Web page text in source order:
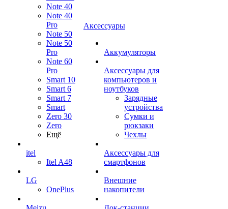
Note 40
Note 40
Pro
Note 50
Note 50
Pro
Note 60
Pro
Smart 10
Smart 6
Smart 7
Smart
Zero 30
Zero
Ещё
itel
Itel A48
LG
OnePlus
Аксессуары
Аккумуляторы
Аксессуары для
компьютеров и
ноутбуков
Зарядные
устройства
Сумки и
рюкзаки
Чехлы
Аксессуары для
смартфонов
Внешние
накопители